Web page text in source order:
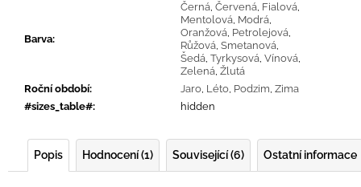
Barva:
Černá, Červená, Fialová,
Mentolová, Modrá,
Oranžová, Petrolejová,
Růžová, Smetanová,
Šedá, Tyrkysová, Vínová,
Zelená, Žlutá
Roční období: Jaro, Léto, Podzim, Zima
#sizes_table#: hidden
Popis Hodnocení (1) Související (6) Ostatní informace